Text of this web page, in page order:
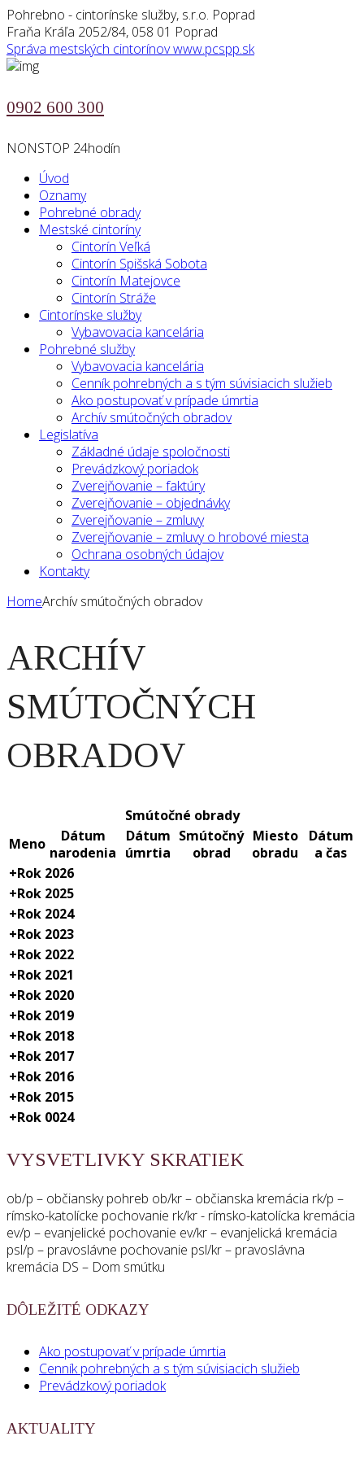
Pohrebno - cintorínske služby, s.r.o. Poprad
Fraňa Kráľa 2052/84, 058 01 Poprad
Správa mestských cintorínovwww.pcspp.sk
0902 600 300
NONSTOP 24hodín
Úvod
Oznamy
Pohrebné obrady
Mestské cintoríny
Cintorín Veľká
Cintorín Spišská Sobota
Cintorín Matejovce
Cintorín Stráže
Cintorínske služby
Vybavovacia kancelária
Pohrebné služby
Vybavovacia kancelária
Cenník pohrebných a s tým súvisiacich služieb
Ako postupovať v prípade úmrtia
Archív smútočných obradov
Legislatíva
Základné údaje spoločnosti
Prevádzkový poriadok
Zverejňovanie – faktúry
Zverejňovanie – objednávky
Zverejňovanie – zmluvy
Zverejňovanie – zmluvy o hrobové miesta
Ochrana osobných údajov
Kontakty
HomeArchív smútočných obradov
ARCHÍV
SMÚTOČNÝCH
OBRADOV
Smútočné obrady
Meno
Dátum
narodenia
Dátum
úmrtia
Smútočný
obrad
Miesto
obradu
Dátum
a čas
+Rok 2026
+Rok 2025
+Rok 2024
+Rok 2023
+Rok 2022
+Rok 2021
+Rok 2020
+Rok 2019
+Rok 2018
+Rok 2017
+Rok 2016
+Rok 2015
+Rok 0024
VYSVETLIVKY SKRATIEK
ob/p – občiansky pohreb ob/kr – občianska kremácia rk/p –
rímsko-katolícke pochovanie rk/kr - rímsko-katolícka kremácia
ev/p – evanjelické pochovanie ev/kr – evanjelická kremácia
psl/p – pravoslávne pochovanie psl/kr – pravoslávna
kremácia DS – Dom smútku
DÔLEŽITÉ ODKAZY
Ako postupovať v prípade úmrtia
Cenník pohrebných a s tým súvisiacich služieb
Prevádzkový poriadok
AKTUALITY